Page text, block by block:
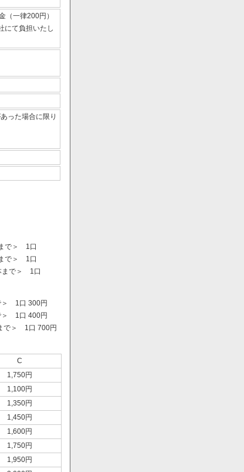
（一律200円）
にて負担いたし
った場合に限り
で＞ 1口
で＞ 1口
まで＞ 1口
＞ 1口 300円
＞ 1口 400円
で＞ 1口 700円
C
1,750円
1,100円
1,350円
1,450円
1,600円
1,750円
1,950円